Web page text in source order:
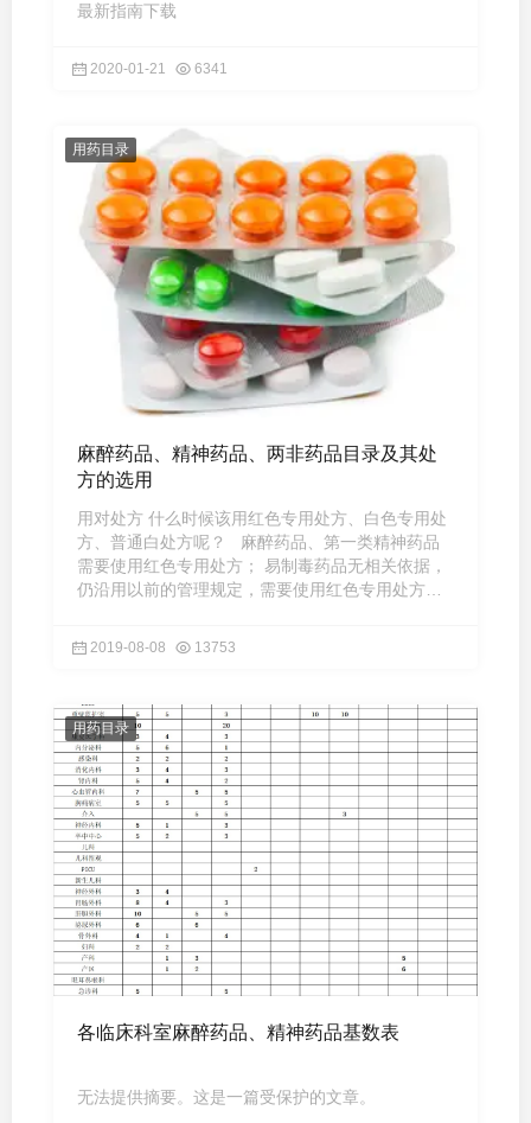
最新指南下载
2020-01-21 6341
用药目录
麻醉药品、精神药品、两非药品目录及其处
方的选用
用对处方 什么时候该用红色专用处方、白色专用处
方、普通白处方呢？ 麻醉药品、第一类精神药品
需要使用红色专用处方； 易制毒药品无相关依据，
仍沿用以前的管理规定，需要使用红色专用处方；
2019-08-08 13753
用药目录
各临床科室麻醉药品、精神药品基数表
无法提供摘要。这是一篇受保护的文章。